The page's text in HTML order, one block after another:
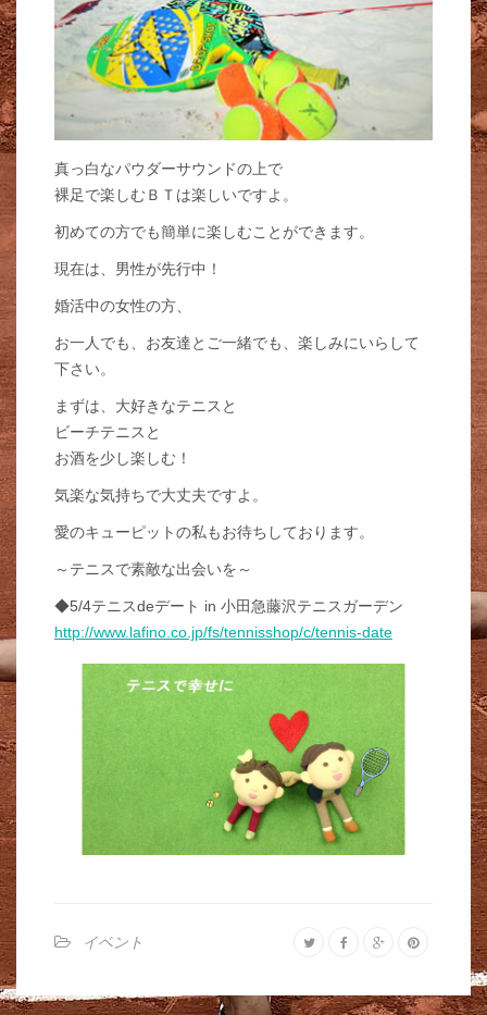
真っ白なパウダーサウンドの上で
裸足で楽しむＢＴは楽しいですよ。
初めての方でも簡単に楽しむことができます。
現在は、男性が先行中！
婚活中の女性の方、
お一人でも、お友達とご一緒でも、楽しみにいらして
下さい。
まずは、大好きなテニスと
ビーチテニスと
お酒を少し楽しむ！
気楽な気持ちで大丈夫ですよ。
愛のキューピットの私もお待ちしております。
～テニスで素敵な出会いを～
◆5/4テニスdeデート in 小田急藤沢テニスガーデン
http://www.lafino.co.jp/fs/tennisshop/c/tennis-date
イベント